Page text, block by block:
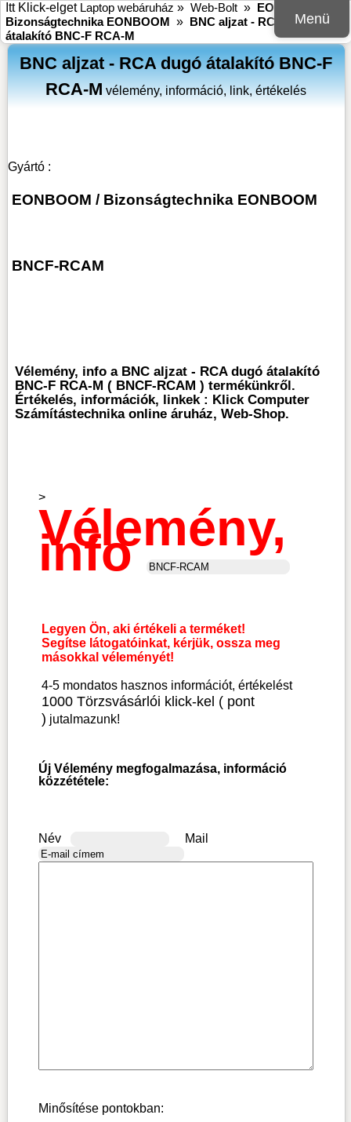
Menü
Itt Klick-elget Laptop webáruház » Web-Bolt » EONBOOM
Bizonságtechnika EONBOOM » BNC aljzat - RCA dugó
átalakító BNC-F RCA-M
BNC aljzat - RCA dugó átalakító BNC-F
RCA-M vélemény, információ, link, értékelés
Gyártó :
EONBOOM / Bizonságtechnika EONBOOM
BNCF-RCAM
Vélemény, info a BNC aljzat - RCA dugó átalakító
BNC-F RCA-M ( BNCF-RCAM ) termékünkről.
Értékelés, információk, linkek : Klick Computer
Számítástechnika online áruház, Web-Shop.
>
Vélemény,
info
Legyen Ön, aki értékeli a terméket!
Segítse látogatóinkat, kérjük, ossza meg
másokkal véleményét!
4-5 mondatos hasznos információt, értékelést
1000 Törzsvásárlói klick-kel ( pont
) jutalmazunk!
Új Vélemény megfogalmazása, információ
közzététele:
Név Mail
Minősítése pontokban: